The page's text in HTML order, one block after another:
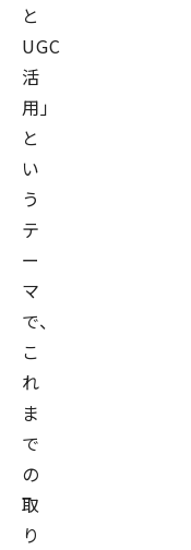
と
UGC
活
用」
と
い
う
テ
ー
マ
で、
こ
れ
ま
で
の
取
り